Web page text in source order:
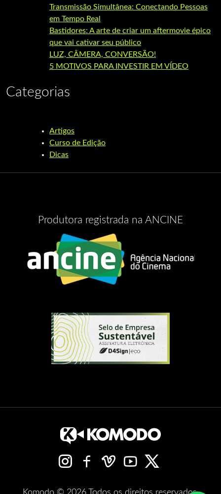
Transmissão Simultânea: Conectando Pessoas
em Tempo Real
Bastidores: A arte de criar um aftermovie épico
que vai cativar seu público
LUZ, CÂMERA, CONVERSÃO!
5 MOTIVOS PARA INVESTIR EM VÍDEO
Categorias
Artigos
Curso de Edição
Dicas
Produtora registrada na ANCINE